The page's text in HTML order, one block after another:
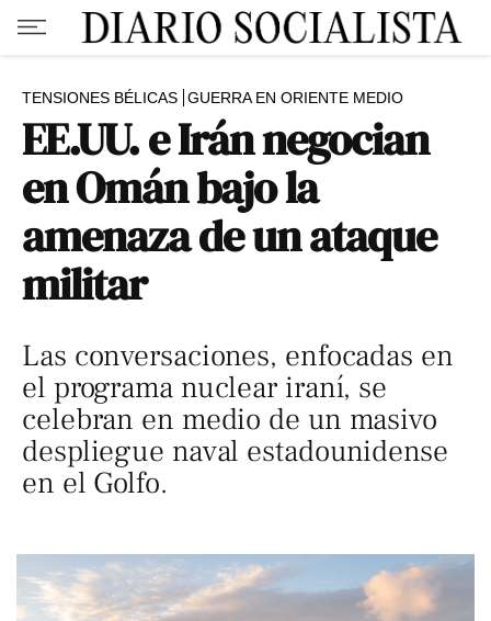
TENSIONES BÉLICAS GUERRA EN ORIENTE MEDIO
EE.UU. e Irán negocian
en Omán bajo la
amenaza de un ataque
militar
Las conversaciones, enfocadas en
el programa nuclear iraní, se
celebran en medio de un masivo
despliegue naval estadounidense
en el Golfo.